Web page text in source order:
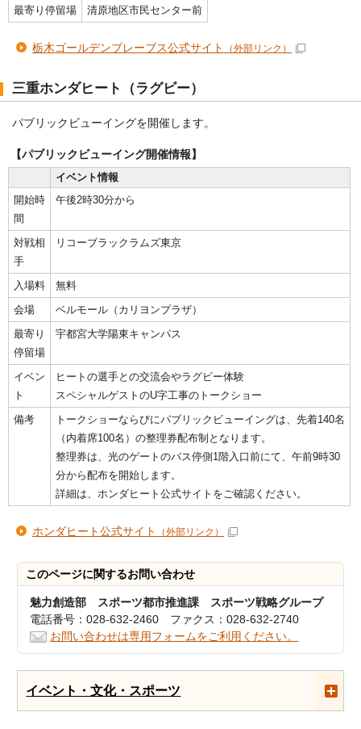
最寄り停留場
清原地区市民センター前
栃木ゴールデンブレーブス公式サイト （外部リンク）
三重ホンダヒート（ラグビー）
パブリックビューイングを開催します。
【パブリックビューイング開催情報】
イベント情報
開始時
間
午後2時30分から
対戦相
手
リコーブラックラムズ東京
入場料
無料
会場
ベルモール（カリヨンプラザ）
最寄り
停留場
宇都宮大学陽東キャンパス
イベン
ト
ヒートの選手との交流会やラグビー体験
スペシャルゲストのU字工事のトークショー
備考
トークショーならびにパブリックビューイングは、先着140名
（内着席100名）の整理券配布制となります。
整理券は、光のゲートのバス停側1階入口前にて、午前9時30
分から配布を開始します。
詳細は、ホンダヒート公式サイトをご確認ください。
ホンダヒート公式サイト （外部リンク）
このページに関するお問い合わせ
魅力創造部 スポーツ都市推進課 スポーツ戦略グループ
電話番号：028-632-2460 ファクス：028-632-2740
お問い合わせは専用フォームをご利用ください。
イベント・文化・スポーツ